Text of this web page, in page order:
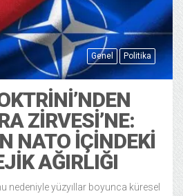
Genel Politika
ZIRVESI’NE:
NATO İÇINDEKI
AĞIRLIĞI
nedeniyle yüzyıllar boyunca küresel